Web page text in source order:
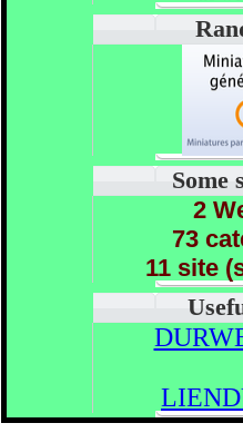
Some
2
73
11 site